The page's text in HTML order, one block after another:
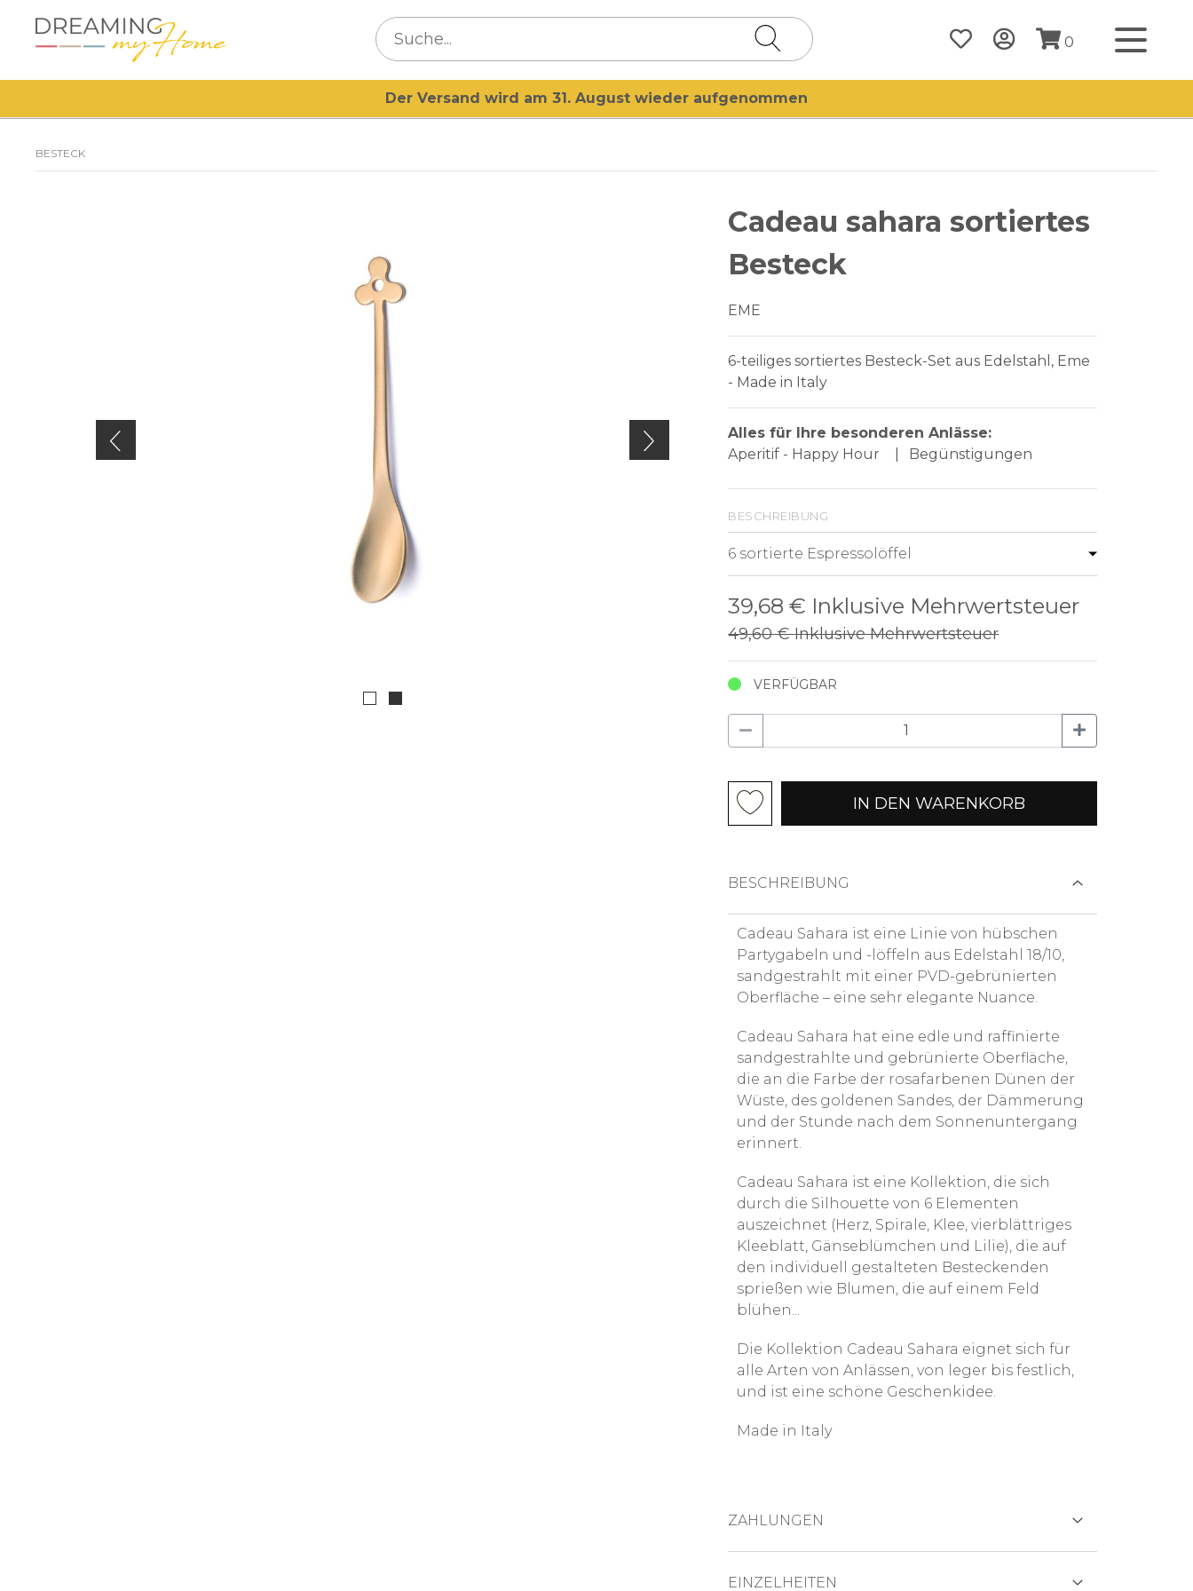
0
Der Versand wird am 31. August wieder aufgenommen
BESTECK
Cadeau sahara sortiertes
Besteck
EME
6-teiliges sortiertes Besteck-Set aus Edelstahl, Eme
- Made in Italy
Alles für Ihre besonderen Anlässe:
Aperitif - Happy Hour
Begünstigungen
beschreibung
39,68 € Inklusive Mehrwertsteuer
49,60 €Inklusive Mehrwertsteuer
VERFÜGBAR
IN DEN WARENKORB
BESCHREIBUNG
Cadeau Sahara ist eine Linie von hübschen
Partygabeln und -löffeln aus Edelstahl 18/10,
sandgestrahlt mit einer PVD-gebrünierten
Oberfläche – eine sehr elegante Nuance.
Cadeau Sahara hat eine edle und raffinierte
sandgestrahlte und gebrünierte Oberfläche,
die an die Farbe der rosafarbenen Dünen der
Wüste, des goldenen Sandes, der Dämmerung
und der Stunde nach dem Sonnenuntergang
erinnert.
Cadeau Sahara ist eine Kollektion, die sich
durch die Silhouette von 6 Elementen
auszeichnet (Herz, Spirale, Klee, vierblättriges
Kleeblatt, Gänseblümchen und Lilie), die auf
den individuell gestalteten Besteckenden
sprießen wie Blumen, die auf einem Feld
blühen...
Die Kollektion Cadeau Sahara eignet sich für
alle Arten von Anlässen, von leger bis festlich,
und ist eine schöne Geschenkidee.
Made in Italy
ZAHLUNGEN
EINZELHEITEN